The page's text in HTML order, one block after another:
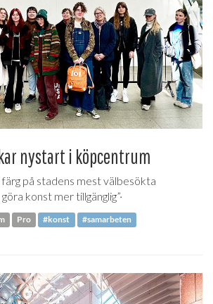
nystart i köpcentrum
på stadens mest välbesökta
konst mer tillgänglig”·
Pro #konst #samarbeten